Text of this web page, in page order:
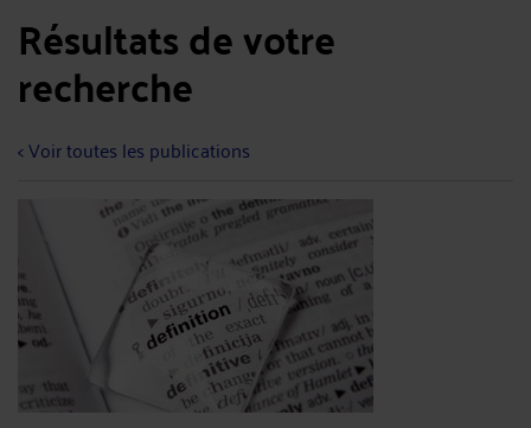
Résultats de votre
recherche
< Voir toutes les publications